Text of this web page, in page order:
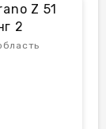
Z 51
2